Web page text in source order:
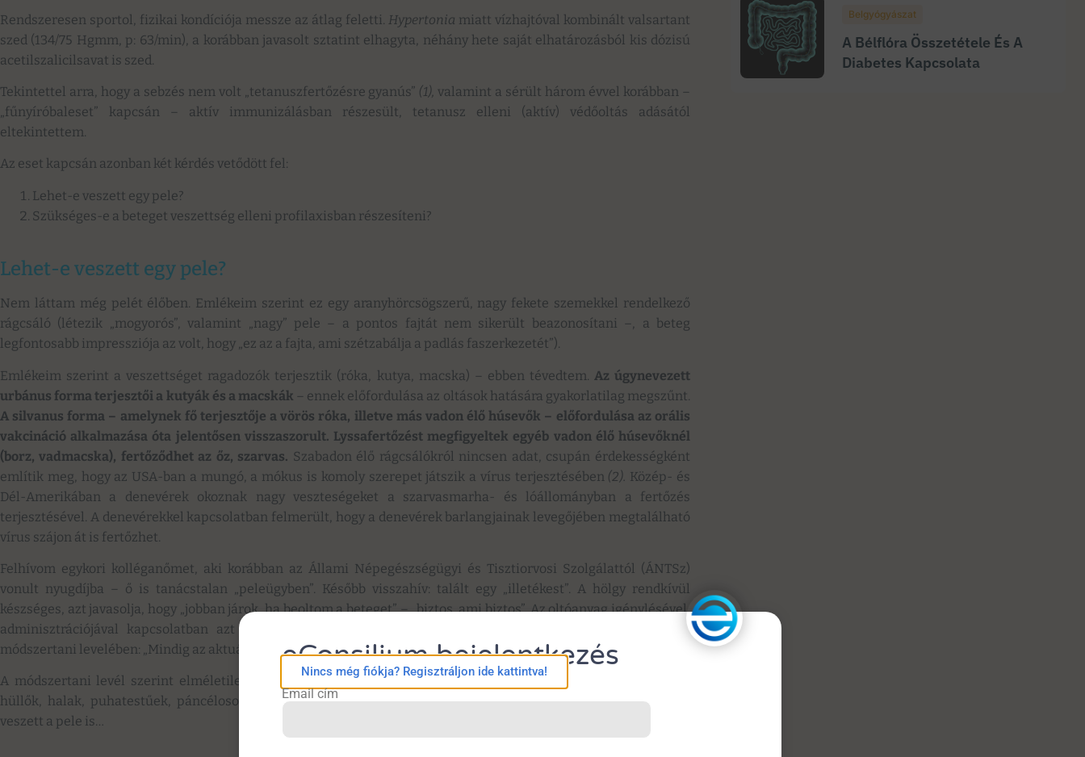
Rendszeresen sportol, fizikai kondíciója messze az átlag feletti. Hypertonia miatt vízhajtóval kombinált valsartant
szed (134/75 Hgmm, p: 63/min), a korábban javasolt sztatint elhagyta, néhány hete saját elhatározásból kis dózisú
acetilszalicilsavat is szed.
Tekintettel arra, hogy a sebzés nem volt „tetanuszfertőzésre gyanús” (1), valamint a sérült három évvel korábban –
„fűnyíróbaleset” kapcsán – aktív immunizálásban részesült, tetanusz elleni (aktív) védőoltás adásától
eltekintettem.
Az eset kapcsán azonban két kérdés vetődött fel:
Lehet-e veszett egy pele?
Szükséges-e a beteget veszettség elleni profilaxisban részesíteni?
Lehet-e veszett egy pele?
Nem láttam még pelét élőben. Emlékeim szerint ez egy aranyhörcsögszerű, nagy fekete szemekkel rendelkező
rágcsáló (létezik „mogyorós”, valamint „nagy” pele – a pontos fajtát nem sikerült beazonosítani –, a beteg
legfontosabb impressziója az volt, hogy „ez az a fajta, ami szétzabálja a padlás faszerkezetét”).
Emlékeim szerint a veszettséget ragadozók terjesztik (róka, kutya, macska) – ebben tévedtem. Az úgynevezett
urbánus forma terjesztői a kutyák és a macskák – ennek előfordulása az oltások hatására gyakorlatilag megszűnt.
A silvanus forma – amelynek fő terjesztője a vörös róka, illetve más vadon élő húsevők – előfordulása az orális
vakcináció alkalmazása óta jelentősen visszaszorult. Lyssafertőzést megfigyeltek egyéb vadon élő húsevőknél
(borz, vadmacska), fertőződhet az őz, szarvas. Szabadon élő rágcsálókról nincsen adat, csupán érdekességként
említik meg, hogy az USA-ban a mungó, a mókus is komoly szerepet játszik a vírus terjesztésében (2). Közép- és
Dél-Amerikában a denevérek okoznak nagy veszteségeket a szarvasmarha- és lóállományban a fertőzés
terjesztésével. A denevérekkel kapcsolatban felmerült, hogy a denevérek barlangjainak levegőjében megtalálható
vírus szájon át is fertőzhet.
Felhívom egykori kolléganőmet, aki korábban az Állami Népegészségügyi és Tisztiorvosi Szolgálattól (ÁNTSz)
vonult nyugdíjba – ő is tanácstalan „peleügyben”. Később visszahív: talált egy „illetékest”. A hölgy rendkívül
készséges, azt javasolja, hogy „jobban járok, ha beoltom a beteget” – „biztos, ami biztos”. Az oltóanyag igénylésével,
adminisztrációjával kapcsolatban azt tanácsolja, nézzek utána az Országos Epidemiológiai Központ (OEK)
módszertani levelében: „Mindig az aktuális szabályozás szerint kell eljárni.”
A módszertani levél szerint elméletileg 4000 faj fogékony a veszettség vírusára, „biztosan nem fogékonyak a
hüllők, halak, puhatestűek, páncélosok, kétéltűek, rovarok, ektoparaziták”(3).Eszerint igen, – elvben – lehet
veszett a pele is…
Belgyógyászat
A Bélflóra Összetétele És A
Diabetes Kapcsolata
eConsilium bejelentkezés
Nincs még fiókja? Regisztráljon ide kattintva!
Email cím